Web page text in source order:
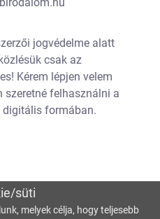
süti
melyek célja, hogy teljesebb
jogvédelme alatt
csak az
Kérem lépjen velem
szeretné felhasználni a
digitális formában.